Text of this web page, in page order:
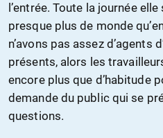
l’entrée. Toute la journée
presque plus de monde
n’avons pas assez d’agents
présents, alors les
encore plus que d’habitude
demande du public qui se
questions.